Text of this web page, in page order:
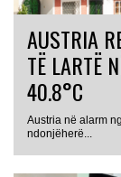
AUSTRIA
TË LARTË
40.8°C
Austria në alarm
ndonjëherë...
AUSTRI